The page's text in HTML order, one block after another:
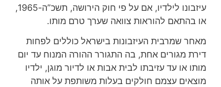
עיזבונו לילדיו, אם על פי חוק הירושה, תשכ”ה-1965,
או בהתאם להוראות צוואה שערך טרם מותו.
מאחר שמרבית העיזבונות בישראל כוללים לפחות
דירת מגורים אחת, בה התגורר ההורה המנוח עד יום
מותו או עד עזיבתו לבית אבות או לדיור מוגן, ילדיו
מוצאים עצמם חולקים בעלות משותפת על אותה